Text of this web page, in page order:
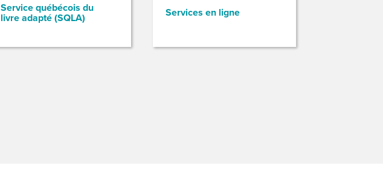
Service québécois du
livre adapté (SQLA) Services en ligne